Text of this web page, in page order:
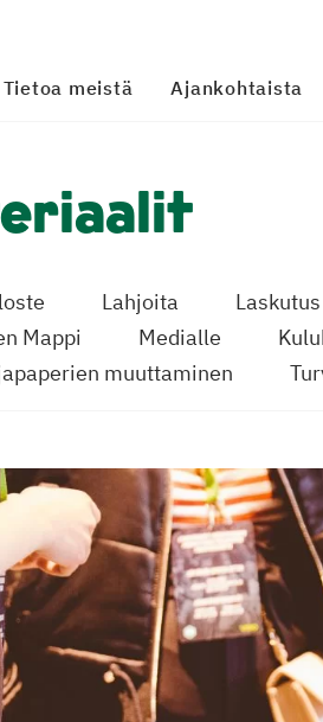
Tietoa meistä Ajankohtaista
Lahjoita Laskutus
Mappi Medialle
muuttaminen